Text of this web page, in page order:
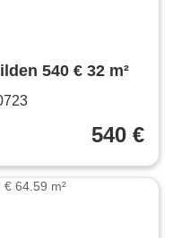
540 € 32 m²
540 €